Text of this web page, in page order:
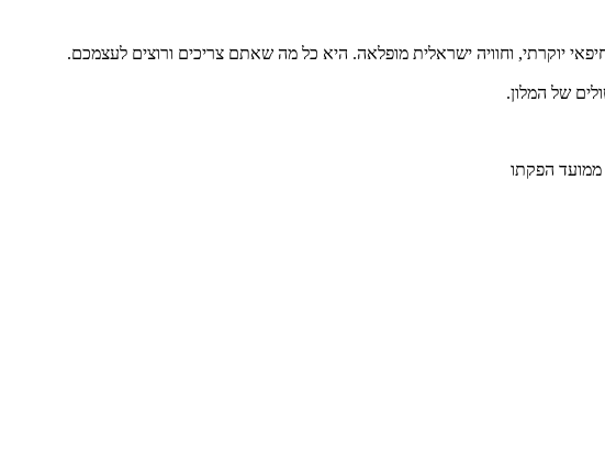
יוקרתי, וחוויה ישראלית מופלאה. היא כל מה שאתם צריכים ורוצים לעצמכם.